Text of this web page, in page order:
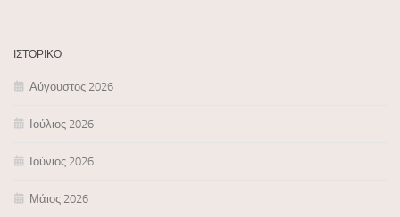
ΙΣΤΟΡΙΚΌ
Αύγουστος 2026
Ιούλιος 2026
Ιούνιος 2026
Μάιος 2026